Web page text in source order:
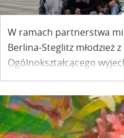
W ramach partnerstwa
Berlina-Steglitz młodzież
Ogólnokształcącego